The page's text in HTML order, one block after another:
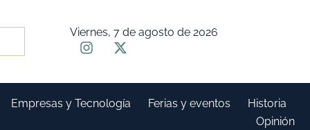
Viernes, 7 de agosto de 2026
Empresas y Tecnología Ferias y eventos
Historia
Opinión